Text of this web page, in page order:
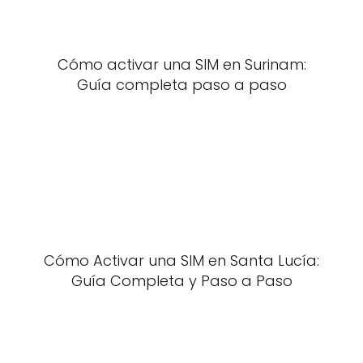
Cómo activar una SIM en Surinam:
Guía completa paso a paso
Cómo Activar una SIM en Santa Lucía:
Guía Completa y Paso a Paso